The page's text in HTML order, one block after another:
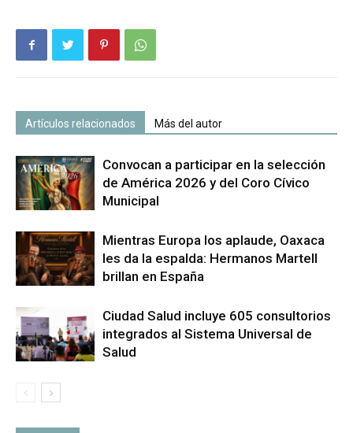
Artículos relacionados Más del autor
Convocan a participar en la selección
de América 2026 y del Coro Cívico
Municipal
Mientras Europa los aplaude, Oaxaca
les da la espalda: Hermanos Martell
brillan en España
Ciudad Salud incluye 605 consultorios
integrados al Sistema Universal de
Salud